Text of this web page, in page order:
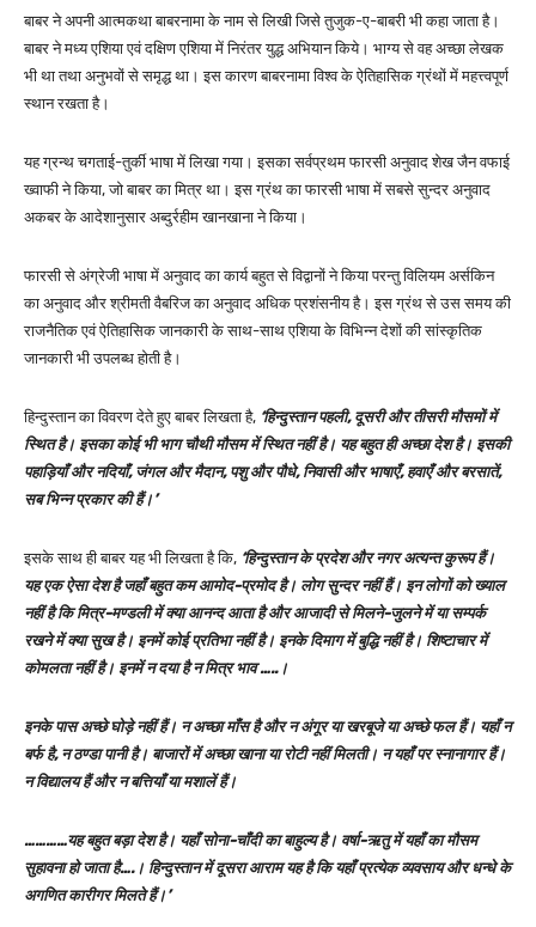
बाबर ने अपनी आत्मकथा बाबरनामा के नाम से लिखी जिसे तुजुक-ए-बाबरी भी कहा जाता है।
बाबर ने मध्य एशिया एवं दक्षिण एशिया में निरंतर युद्ध अभियान किये। भाग्य से वह अच्छा लेखक
भी था तथा अनुभवों से समृद्ध था। इस कारण बाबरनामा विश्व के ऐतिहासिक ग्रंथों में महत्त्वपूर्ण
स्थान रखता है।
यह ग्रन्थ चगताई-तुर्की भाषा में लिखा गया। इसका सर्वप्रथम फारसी अनुवाद शेख जैन वफाई
ख्वाफी ने किया, जो बाबर का मित्र था। इस ग्रंथ का फारसी भाषा में सबसे सुन्दर अनुवाद
अकबर के आदेशानुसार अब्दुर्रहीम खानखाना ने किया।
फारसी से अंग्रेजी भाषा में अनुवाद का कार्य बहुत से विद्वानों ने किया परन्तु विलियम अर्सकिन
का अनुवाद और श्रीमती वैबरिज का अनुवाद अधिक प्रशंसनीय है। इस ग्रंथ से उस समय की
राजनैतिक एवं ऐतिहासिक जानकारी के साथ-साथ एशिया के विभिन्न देशों की सांस्कृतिक
जानकारी भी उपलब्ध होती है।
हिन्दुस्तान का विवरण देते हुए बाबर लिखता है, ‘हिन्दुस्तान पहली, दूसरी और तीसरी मौसमों में
स्थित है। इसका कोई भी भाग चौथी मौसम में स्थित नहीं है। यह बहुत ही अच्छा देश है। इसकी
पहाड़ियाँ और नदियाँ, जंगल और मैदान, पशु और पौधे, निवासी और भाषाएँ, हवाएँ और बरसातें,
सब भिन्न प्रकार की हैं।’
इसके साथ ही बाबर यह भी लिखता है कि, ‘हिन्दुस्तान के प्रदेश और नगर अत्यन्त कुरूप हैं।
यह एक ऐसा देश है जहाँ बहुत कम आमोद-प्रमोद है। लोग सुन्दर नहीं हैं। इन लोगों को ख्याल
नहीं है कि मित्र-मण्डली में क्या आनन्द आता है और आजादी से मिलने-जुलने में या सम्पर्क
रखने में क्या सुख है। इनमें कोई प्रतिभा नहीं है। इनके दिमाग में बुद्धि नहीं है। शिष्टाचार में
कोमलता नहीं है। इनमें न दया है न मित्र भाव …..।
इनके पास अच्छे घोड़े नहीं हैं। न अच्छा माँस है और न अंगूर या खरबूजे या अच्छे फल हैं। यहाँ न
बर्फ है, न ठण्डा पानी है। बाजारों में अच्छा खाना या रोटी नहीं मिलती। न यहाँ पर स्नानागार हैं।
न विद्यालय हैं और न बत्तियाँ या मशालें हैं।
…………यह बहुत बड़ा देश है। यहाँ सोना-चाँदी का बाहुल्य है। वर्षा-ऋतु में यहाँ का मौसम
सुहावना हो जाता है….। हिन्दुस्तान में दूसरा आराम यह है कि यहाँ प्रत्येक व्यवसाय और धन्धे के
अगणित कारीगर मिलते हैं।’